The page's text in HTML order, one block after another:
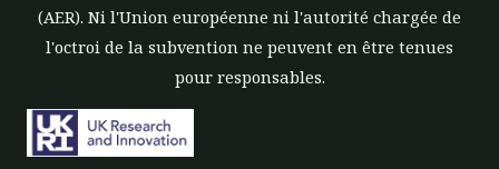
(AER). Ni l'Union européenne ni l'autorité chargée de
l'octroi de la subvention ne peuvent en être tenues
pour responsables.